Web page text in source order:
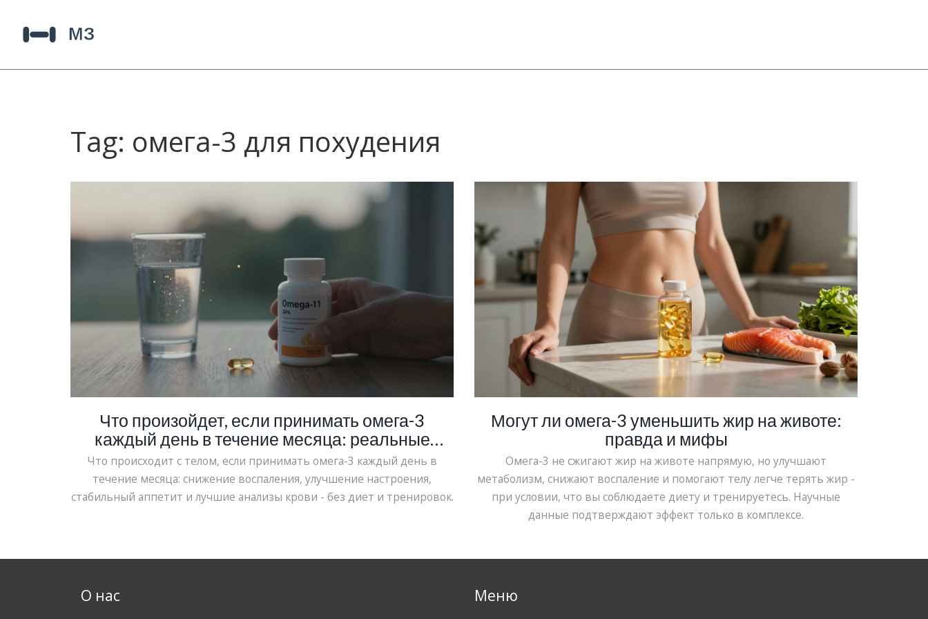
Tag: омега-3 для похудения
Что произойдет, если принимать омега-3
каждый день в течение месяца: реальные
изменения в организме
Что происходит с телом, если принимать омега-3 каждый день в
течение месяца: снижение воспаления, улучшение настроения,
стабильный аппетит и лучшие анализы крови - без диет и тренировок.
Могут ли омега-3 уменьшить жир на животе:
правда и мифы
Омега-3 не сжигают жир на животе напрямую, но улучшают
метаболизм, снижают воспаление и помогают телу легче терять жир -
при условии, что вы соблюдаете диету и тренируетесь. Научные
данные подтверждают эффект только в комплексе.
О нас Меню